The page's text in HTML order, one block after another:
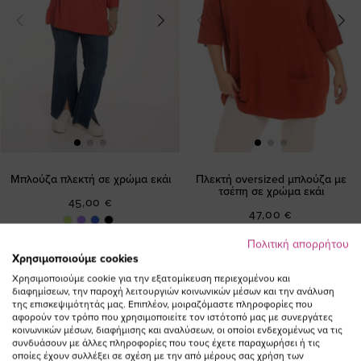
Μπλούζα πλεκτή σε χρώμα εκάι
45,00 €
Πλεκτή oversized μπλούζα με
τσέπη σε χρώμα εκάι
47,00 €
Πολιτική απορρήτου
Χρησιμοποιούμε cookies
Χρησιμοποιούμε cookie για την εξατομίκευση περιεχομένου και
διαφημίσεων, την παροχή λειτουργιών κοινωνικών μέσων και την ανάλυση
της επισκεψιμότητάς μας. Επιπλέον, μοιραζόμαστε πληροφορίες που
αφορούν τον τρόπο που χρησιμοποιείτε τον ιστότοπό μας με συνεργάτες
κοινωνικών μέσων, διαφήμισης και αναλύσεων, οι οποίοι ενδεχομένως να τις
συνδυάσουν με άλλες πληροφορίες που τους έχετε παραχωρήσει ή τις
οποίες έχουν συλλέξει σε σχέση με την από μέρους σας χρήση των